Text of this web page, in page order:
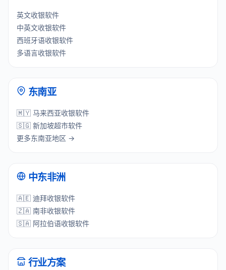
英文收银软件
中英文收银软件
西班牙语收银软件
多语言收银软件
东南亚
🇲🇾 马来西亚收银软件
🇸🇬 新加坡超市软件
更多东南亚地区 →
中东非洲
🇦🇪 迪拜收银软件
🇿🇦 南非收银软件
🇸🇦 阿拉伯语收银软件
行业方案